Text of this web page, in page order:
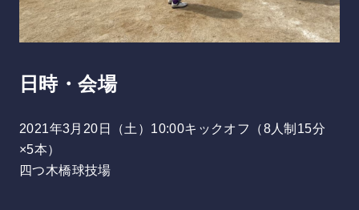
日時・会場
2021年3月20日（土）10:00キックオフ（8人制15分
×5本）
四つ木橋球技場